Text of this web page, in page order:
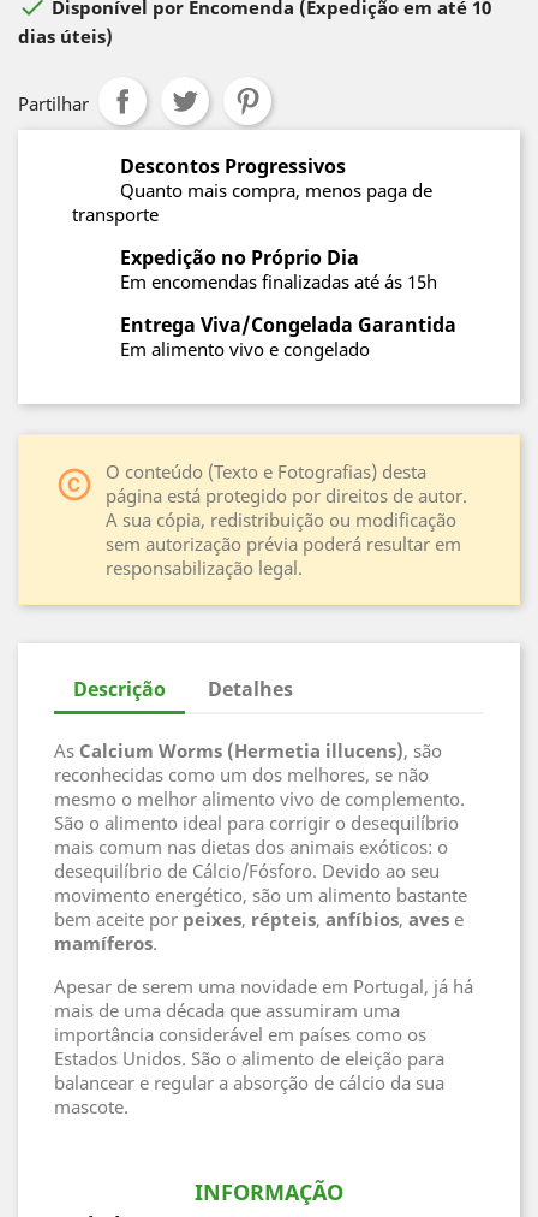
 Disponível por Encomenda (Expedição em até 10
dias úteis)
Partilhar
Descontos Progressivos
Quanto mais compra, menos paga de
transporte
Expedição no Próprio Dia
Em encomendas finalizadas até ás 15h
Entrega Viva/Congelada Garantida
Em alimento vivo e congelado
copyright
O conteúdo (Texto e Fotografias) desta
página está protegido por direitos de autor.
A sua cópia, redistribuição ou modificação
sem autorização prévia poderá resultar em
responsabilização legal.
Descrição Detalhes
As Calcium Worms (Hermetia illucens), são
reconhecidas como um dos melhores, se não
mesmo o melhor alimento vivo de complemento.
São o alimento ideal para corrigir o desequilíbrio
mais comum nas dietas dos animais exóticos: o
desequilíbrio de Cálcio/Fósforo. Devido ao seu
movimento energético, são um alimento bastante
bem aceite por peixes, répteis, anfíbios, aves e
mamíferos.
Apesar de serem uma novidade em Portugal, já há
mais de uma década que assumiram uma
importância considerável em países como os
Estados Unidos. São o alimento de eleição para
balancear e regular a absorção de cálcio da sua
mascote.
INFORMAÇÃO